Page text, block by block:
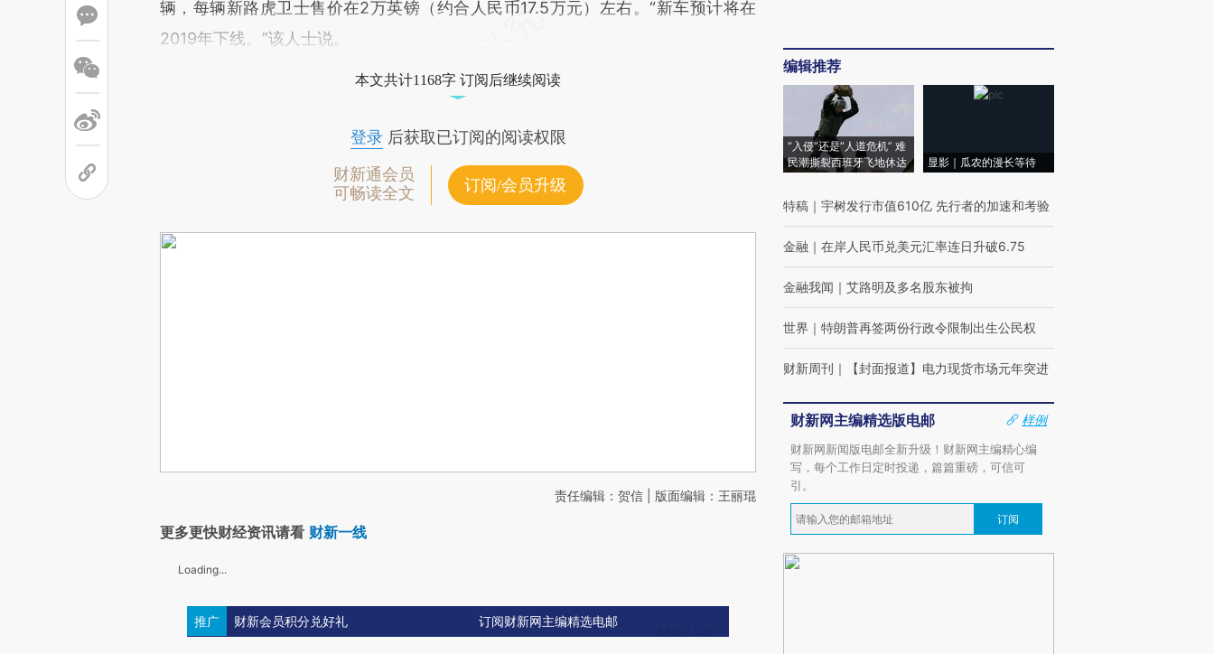
辆，每辆新路虎卫士售价在2万英镑（约合人民币17.5万元）左右。“新车预计将在
2019年下线。”该人士说。
本文共计1168字 订阅后继续阅读
登录后获取已订阅的阅读权限
财新通会员
可畅读全文
订阅/会员升级
责任编辑：贺信 | 版面编辑：王丽琨
更多更快财经资讯请看 财新一线
Loading...
推广 财新会员积分兑好礼 订阅财新网主编精选电邮
编辑推荐
“入侵”还是“人道危机” 难
民潮撕裂西班牙飞地休达
显影｜瓜农的漫长等待
特稿 ｜ 宇树发行市值610亿 先行者的加速和考验
金融 ｜ 在岸人民币兑美元汇率连日升破6.75
金融我闻 ｜ 艾路明及多名股东被拘
世界 ｜ 特朗普再签两份行政令限制出生公民权
财新周刊 ｜ 【封面报道】电力现货市场元年突进
财新网主编精选版电邮
样例
财新网新闻版电邮全新升级！财新网主编精心编
写，每个工作日定时投递，篇篇重磅，可信可
引。
订阅